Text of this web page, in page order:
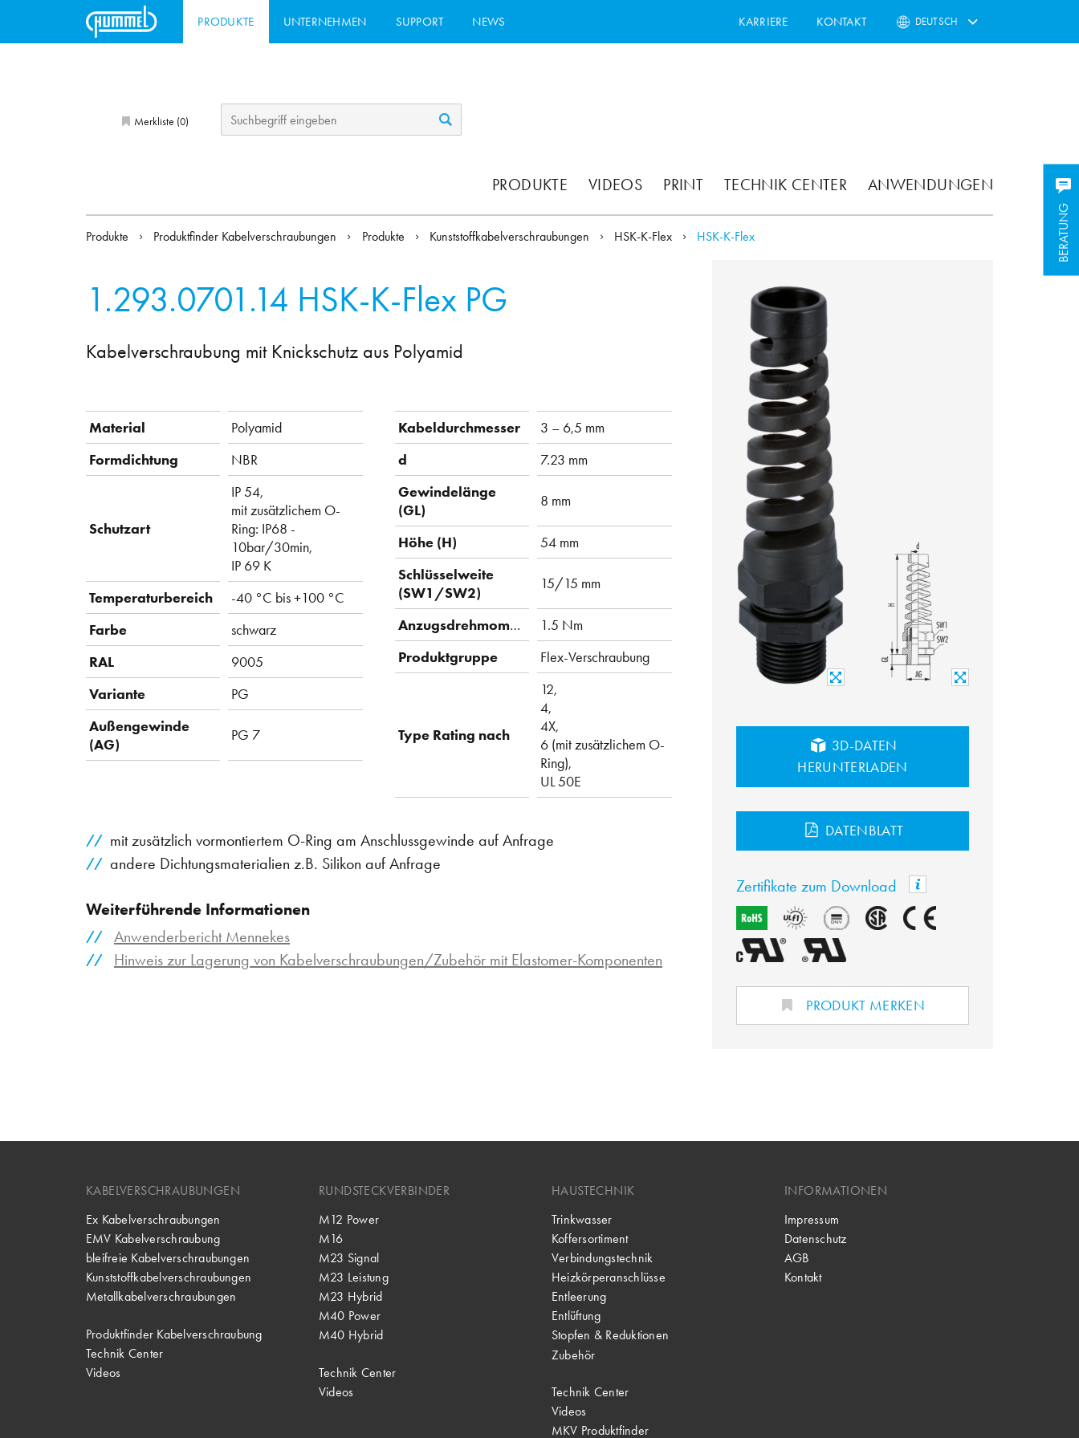
PRODUKTE UNTERNEHMEN SUPPORT NEWS KARRIERE KONTAKT DEUTSCH
Merkliste (0)
PRODUKTE VIDEOS PRINT TECHNIK CENTER ANWENDUNGEN
BERATUNG
Produkte Produktfinder Kabelverschraubungen Produkte Kunststoffkabelverschraubungen HSK-K-Flex HSK-K-Flex
1.293.0701.14 HSK-K-Flex PG
Kabelverschraubung mit Knickschutz aus Polyamid
Material
Polyamid
Formdichtung
NBR
Schutzart
IP 54,
mit zusätzlichem O-
Ring: IP68 -
10bar/30min,
IP 69 K
Temperaturbereich
-40 °C bis +100 °C
Farbe
schwarz
RAL
9005
Variante
PG
Außengewinde
(AG)
PG 7
Kabeldurchmesser
3 – 6,5 mm
d
7.23 mm
Gewindelänge
(GL)
8 mm
Höhe (H)
54 mm
Schlüsselweite
(SW1/SW2)
15/15 mm
Anzugsdrehmoment
1.5 Nm
Produktgruppe
Flex-Verschraubung
Type Rating nach
12,
4,
4X,
6 (mit zusätzlichem O-
Ring),
UL 50E
mit zusätzlich vormontiertem O-Ring am Anschlussgewinde auf Anfrage
andere Dichtungsmaterialien z.B. Silikon auf Anfrage
Weiterführende Informationen
Anwenderbericht Mennekes
Hinweis zur Lagerung von Kabelverschraubungen/Zubehör mit Elastomer-Komponenten
3D-DATEN
HERUNTERLADEN
DATENBLATT
Zertifikate zum Download
PRODUKT MERKEN
KABELVERSCHRAUBUNGEN
Ex Kabelverschraubungen
EMV Kabelverschraubung
bleifreie Kabelverschraubungen
Kunststoffkabelverschraubungen
Metallkabelverschraubungen
Produktfinder Kabelverschraubung
Technik Center
Videos
RUNDSTECKVERBINDER
M12 Power
M16
M23 Signal
M23 Leistung
M23 Hybrid
M40 Power
M40 Hybrid
Technik Center
Videos
HAUSTECHNIK
Trinkwasser
Koffersortiment
Verbindungstechnik
Heizkörperanschlüsse
Entleerung
Entlüftung
Stopfen & Reduktionen
Zubehör
Technik Center
Videos
MKV Produktfinder
INFORMATIONEN
Impressum
Datenschutz
AGB
Kontakt